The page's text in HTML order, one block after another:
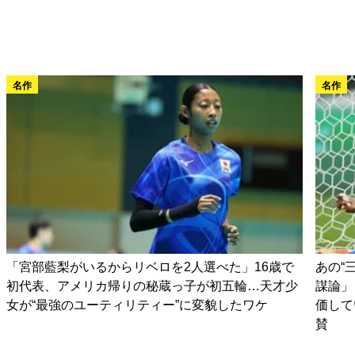
名作
「宮部藍梨がいるからリベロを2人選べた」16歳で
初代表、アメリカ帰りの秘蔵っ子が初五輪…天才少
女が“最強のユーティリティー”に変貌したワケ
名作
あの“
謀論
価し
賛